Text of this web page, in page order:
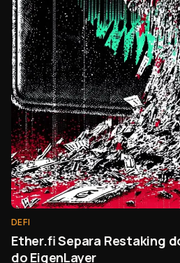
DEFI
Ether.fi Separa Restaking
do EigenLayer